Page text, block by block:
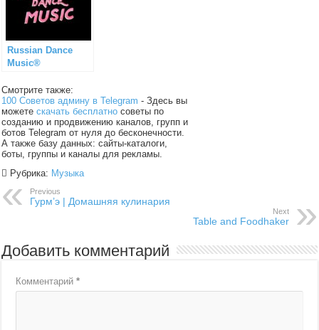
Russian Dance
Music®
Смотрите также:
100 Советов админу в Telegram - Здесь вы
можетескачать бесплатно советы по
созданию и продвижению каналов, групп и
ботов Telegram от нуля до бесконечности.
А также базу данных: сайты-каталоги,
боты, группы и каналы для рекламы.
Рубрика: Музыка
Previous
Гурм’э | Домашняя кулинария
Next
Table and Foodhaker
Добавить комментарий
Комментарий*